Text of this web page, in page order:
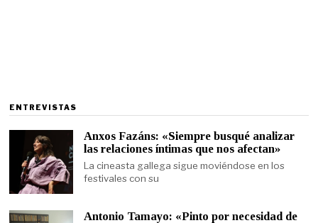
ENTREVISTAS
Anxos Fazáns: «Siempre busqué analizar
las relaciones íntimas que nos afectan»
La cineasta gallega sigue moviéndose en los
festivales con su
Antonio Tamayo: «Pinto por necesidad de